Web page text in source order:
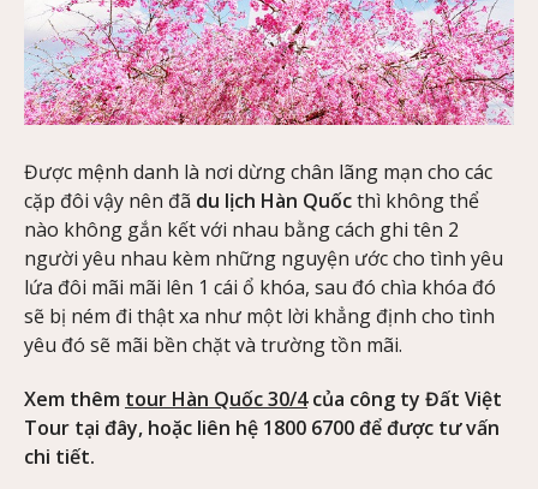
Được mệnh danh là nơi dừng chân lãng mạn cho các
cặp đôi vậy nên đã du lịch Hàn Quốcthì không thể
nào không gắn kết với nhau bằng cách ghi tên 2
người yêu nhau kèm những nguyện ước cho tình yêu
lứa đôi mãi mãi lên 1 cái ổ khóa, sau đó chìa khóa đó
sẽ bị ném đi thật xa như một lời khẳng định cho tình
yêu đó sẽ mãi bền chặt và trường tồn mãi.
Xem thêm tour Hàn Quốc 30/4của công ty Đất Việt
Tour tại đây, hoặc liên hệ 1800 6700 để được tư vấn
chi tiết.